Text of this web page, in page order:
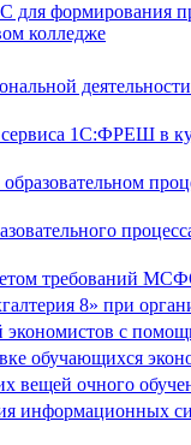
формирования
колледже
сервиса 1С:ФРЕШ в
требований
8» при
с
обучающихся
вещей очного
информационных